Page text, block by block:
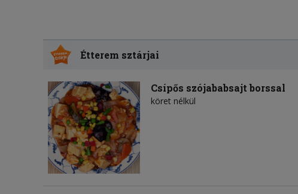
Étterem sztárjai
Csípős szójababsajt borssal
köret nélkül